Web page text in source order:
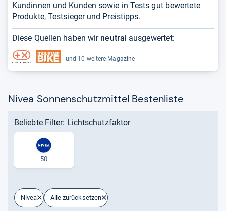
sich
den
Kundinnen und Kunden sowie in Tests gut bewertete
Produkte, Testsieger und Preistipps.
Diese Quellen haben wir neutral ausgewertet:
und 10 weitere Magazine
Nivea Sonnenschutzmittel Bestenliste
Beliebte Filter: Lichtschutzfaktor
50
Nivea Alle zurücksetzen